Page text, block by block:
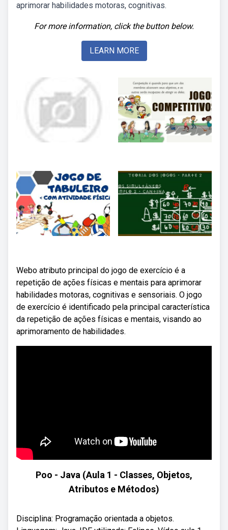
aprimorar habilidades motoras, cognitivas.
For more information, click the button below.
LEARN MORE
Webo atributo principal do jogo de exercício é a
repetição de ações físicas e mentais para aprimorar
habilidades motoras, cognitivas e sensoriais. O jogo
de exercício é identificado pela principal característica
da repetição de ações físicas e mentais, visando ao
aprimoramento de habilidades.
Poo - Java (Aula 1 - Classes, Objetos,
Atributos e Métodos)
Disciplina: Programação orientada a objetos.